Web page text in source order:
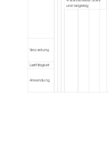
und langlebig
Verpackung
Lastfähigkeit
Anwendung